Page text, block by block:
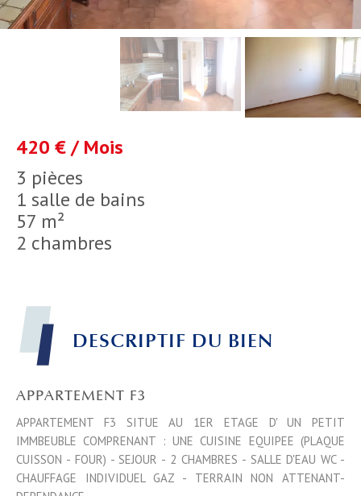
3 pièces
1 salle de bains
57 m²
2 chambres
420 € / Mois
DESCRIPTIF DU BIEN
APPARTEMENT F3
APPARTEMENT F3 SITUE AU 1ER ETAGE D' UN PETIT
IMMBEUBLE COMPRENANT : UNE CUISINE EQUIPEE (PLAQUE
CUISSON - FOUR) - SEJOUR - 2 CHAMBRES - SALLE D'EAU WC -
CHAUFFAGE INDIVIDUEL GAZ - TERRAIN NON ATTENANT-